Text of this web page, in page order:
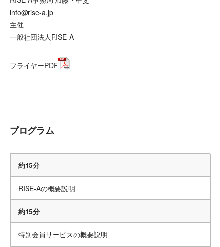
info@rise-a.jp
主催
一般社団法人RISE-A
フライヤーPDF
プログラム
約15分
RISE-Aの概要説明
約15分
特別会員サービスの概要説明